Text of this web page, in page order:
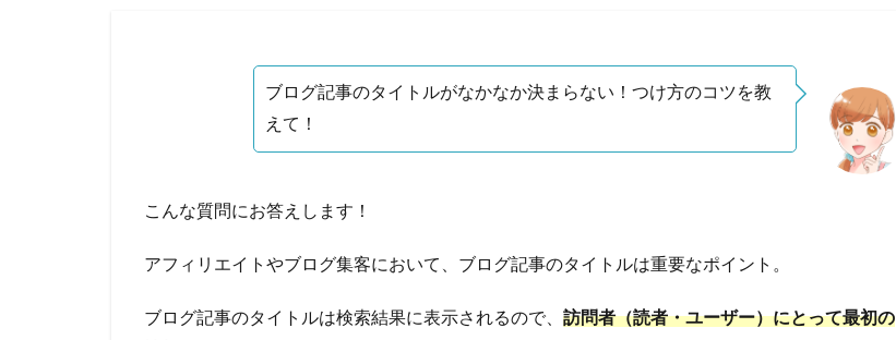
ブログ記事のタイトルがなかなか決まらない！つけ方のコツを教
えて！
こんな質問にお答えします！
アフィリエイトやブログ集客において、ブログ記事のタイトルは重要なポイント。
ブログ記事のタイトルは検索結果に表示されるので、 訪問者（読者・ユーザー）にとって最初の